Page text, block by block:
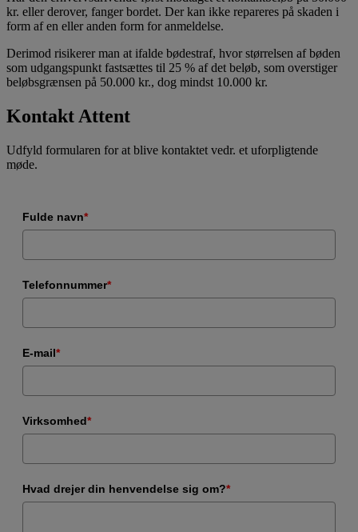
kr. eller derover, fanger bordet. Der kan ikke repareres på skaden i
form af en eller anden form for anmeldelse.
Derimod risikerer man at ifalde bødestraf, hvor størrelsen af bøden
som udgangspunkt fastsættes til 25 % af det beløb, som overstiger
beløbsgrænsen på 50.000 kr., dog mindst 10.000 kr.
Kontakt Attent
Udfyld formularen for at blive kontaktet vedr. et uforpligtende
møde.
Fulde navn*
Telefonnummer*
E-mail*
Virksomhed*
Hvad drejer din henvendelse sig om?*